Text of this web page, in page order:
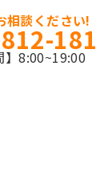
相談ください!
181
】8:00~19:00